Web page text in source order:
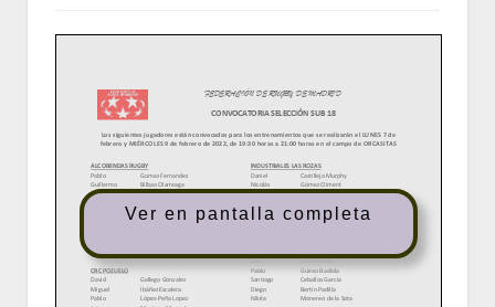
Ver en pantalla completa